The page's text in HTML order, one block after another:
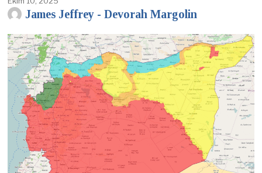
James Jeffrey - Devorah Margolin